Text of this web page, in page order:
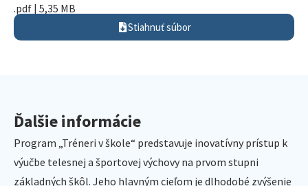
.pdf | 5,35 MB
Stiahnuť súbor
Ďalšie informácie
Program „Tréneri v škole“ predstavuje inovatívny prístup k
výučbe telesnej a športovej výchovy na prvom stupni
základných škôl. Jeho hlavným cieľom je dlhodobé zvýšenie